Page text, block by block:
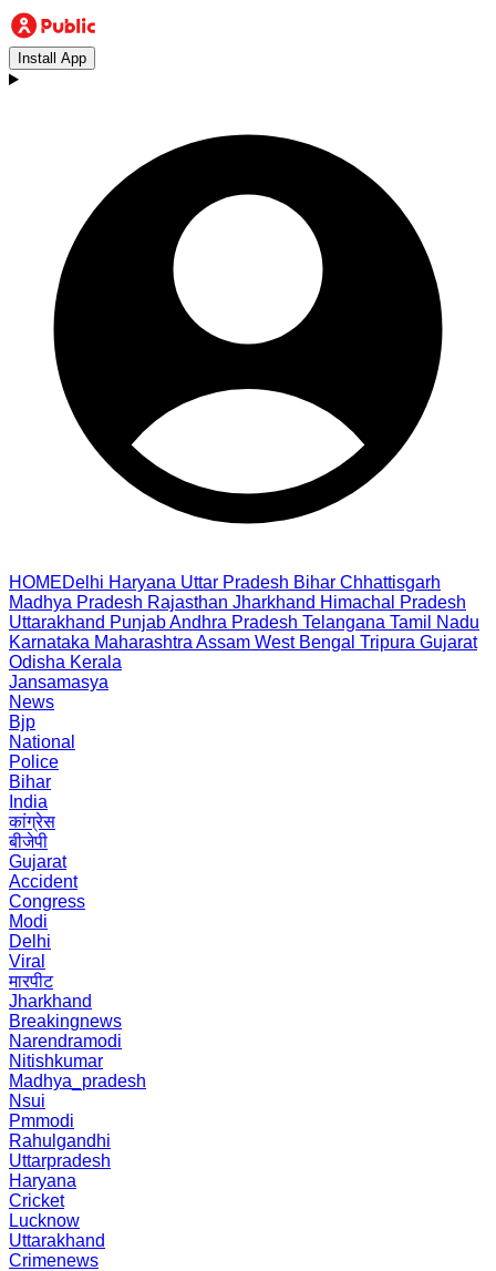
Install App
HOMEDelhi Haryana Uttar Pradesh Bihar Chhattisgarh
Madhya Pradesh Rajasthan Jharkhand Himachal Pradesh
Uttarakhand PunjabAndhra Pradesh Telangana Tamil Nadu
Karnataka Maharashtra Assam West Bengal Tripura Gujarat
Odisha Kerala
Jansamasya
News
Bjp
National
Police
Bihar
India
कांग्रेस
बीजेपी
Gujarat
Accident
Congress
Modi
Delhi
Viral
मारपीट
Jharkhand
Breakingnews
Narendramodi
Nitishkumar
Madhya_pradesh
Nsui
Pmmodi
Rahulgandhi
Uttarpradesh
Haryana
Cricket
Lucknow
Uttarakhand
Crimenews